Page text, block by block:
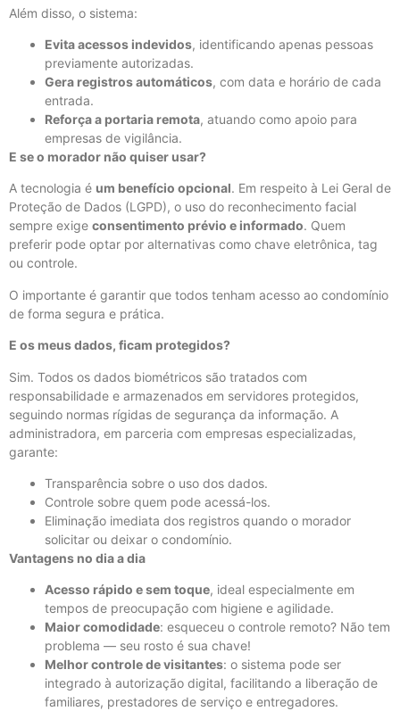
Além disso, o sistema:
Evita acessos indevidos, identificando apenas pessoas
previamente autorizadas.
Gera registros automáticos, com data e horário de cada
entrada.
Reforça a portaria remota, atuando como apoio para
empresas de vigilância.
E se o morador não quiser usar?
A tecnologia é um benefício opcional. Em respeito à Lei Geral de
Proteção de Dados (LGPD), o uso do reconhecimento facial
sempre exige consentimento prévio e informado. Quem
preferir pode optar por alternativas como chave eletrônica, tag
ou controle.
O importante é garantir que todos tenham acesso ao condomínio
de forma segura e prática.
E os meus dados, ficam protegidos?
Sim. Todos os dados biométricos são tratados com
responsabilidade e armazenados em servidores protegidos,
seguindo normas rígidas de segurança da informação. A
administradora, em parceria com empresas especializadas,
garante:
Transparência sobre o uso dos dados.
Controle sobre quem pode acessá-los.
Eliminação imediata dos registros quando o morador
solicitar ou deixar o condomínio.
Vantagens no dia a dia
Acesso rápido e sem toque, ideal especialmente em
tempos de preocupação com higiene e agilidade.
Maior comodidade: esqueceu o controle remoto? Não tem
problema — seu rosto é sua chave!
Melhor controle de visitantes: o sistema pode ser
integrado à autorização digital, facilitando a liberação de
familiares, prestadores de serviço e entregadores.